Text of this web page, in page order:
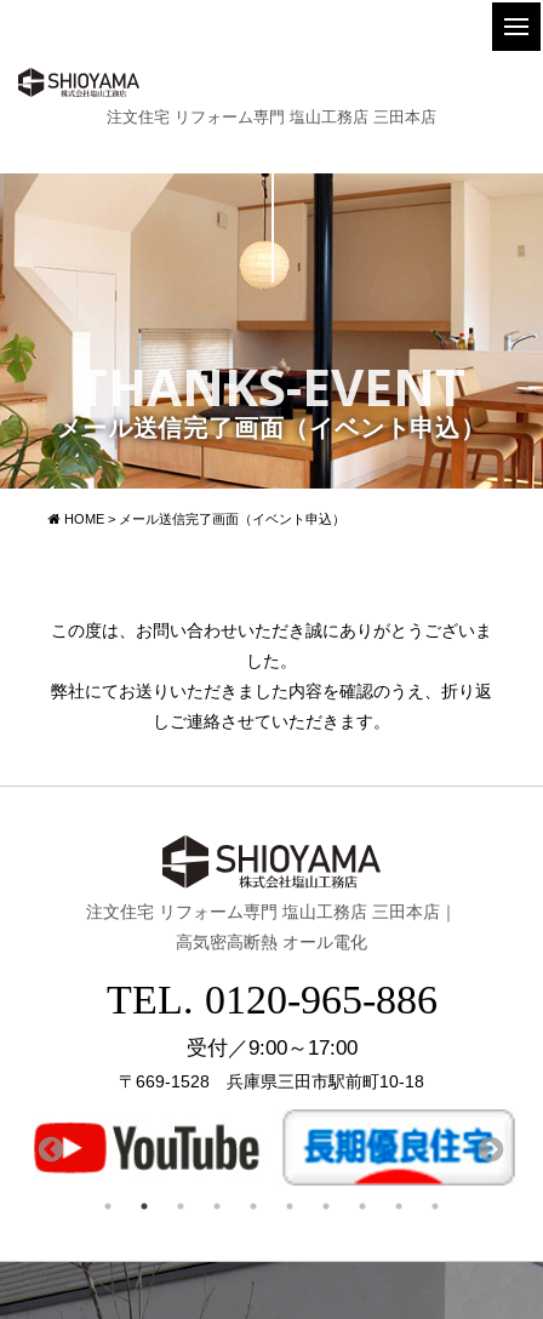
注文住宅 リフォーム専門 塩山工務店 三田本店
THANKS-EVENT
メール送信完了画面（イベント申込）
HOME > メール送信完了画面（イベント申込）
この度は、お問い合わせいただき誠にありがとうございま
した。
弊社にてお送りいただきました内容を確認のうえ、折り返
しご連絡させていただきます。
注文住宅 リフォーム専門 塩山工務店 三田本店｜
高気密高断熱 オール電化
TEL. 0120-965-886
受付／9:00～17:00
〒669-1528 兵庫県三田市駅前町10-18